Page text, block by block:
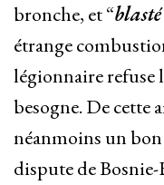
bronche, et “
étrange
légionnaire refuse
besogne. De
néanmoins un bon
dispute de